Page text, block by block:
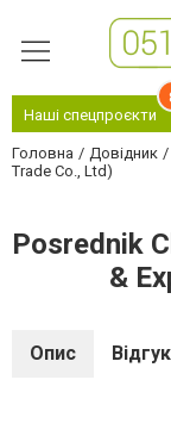
Наші спецпроєкти
Головна Довідник
Trade Co., Ltd)
Posrednik
&
Опис